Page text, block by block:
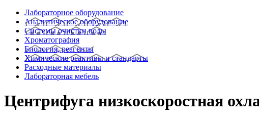
Лабораторное оборудование
Аналитическое оборудование
Системы очистки воды
Хроматография
Биология, реагенты
Химические реактивы и стандарты
Расходные материалы
Лабораторная мебель
Центрифуга низкоскоростная